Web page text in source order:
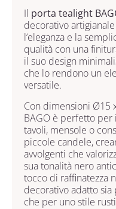
Il porta tealight
decorativo
l’eleganza e la
qualità con una
il suo design
che lo rendono un
versatile.
Con dimensioni Ø15
BAGO è perfetto per
tavoli, mensole o
piccole candele,
avvolgenti che
sua tonalità nero
tocco di raffinatezza
decorativo adatto
che per uno stile